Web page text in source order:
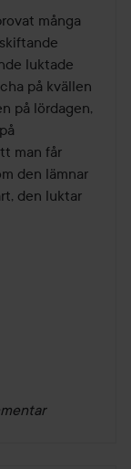
många
luktade
på kvällen
på lördagen,
man får
den lämnar
den luktar